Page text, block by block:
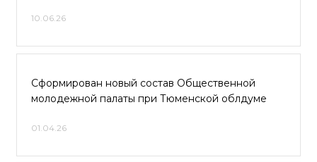
10.06.26
Сформирован новый состав Общественной
молодежной палаты при Тюменской облдуме
01.04.26